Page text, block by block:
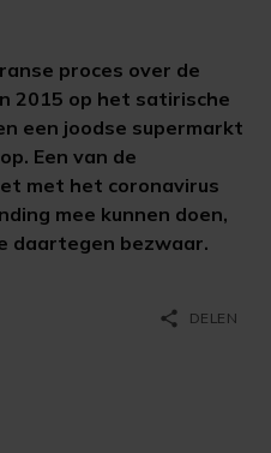
proces over de
2015 op het satirische
een joodse supermarkt
Een van de
met het coronavirus
mee kunnen doen,
daartegen bezwaar.
share DELEN